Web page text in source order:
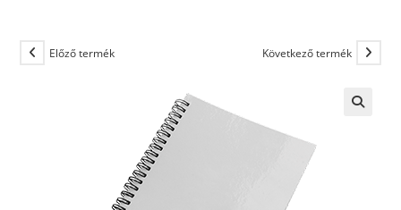
Előző termék Következő termék